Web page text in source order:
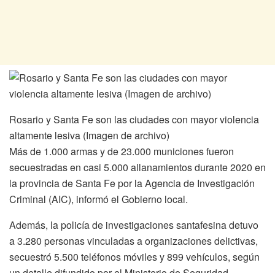
Rosario y Santa Fe son las ciudades con mayor violencia
altamente lesiva (Imagen de archivo)
Más de 1.000 armas y de 23.000 municiones fueron
secuestradas en casi 5.000 allanamientos durante 2020 en
la provincia de Santa Fe por la Agencia de Investigación
Criminal (AIC), informó el Gobierno local.
Además, la policía de investigaciones santafesina detuvo
a 3.280 personas vinculadas a organizaciones delictivas,
secuestró 5.500 teléfonos móviles y 899 vehículos, según